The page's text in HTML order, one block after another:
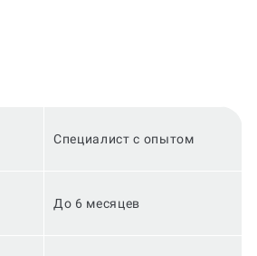
Специалист с опытом
До 6 месяцев